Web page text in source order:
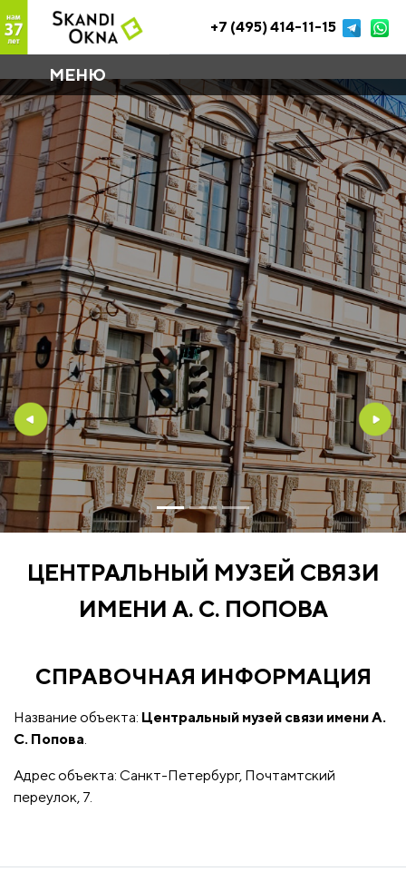
+7 (495) 414-11-15
МЕНЮ
Главная
Галерея наших работ
Наши окна в офисных зданиях и бизнес-центрах
Центральный музей связи имени А. С. Попова
Previous
ЦЕНТРАЛЬНЫЙ МУЗЕЙ СВЯЗИ
ИМЕНИ А. С. ПОПОВА
СПРАВОЧНАЯ ИНФОРМАЦИЯ
Название объекта: Центральный музей связи имени А.
С. Попова.
Адрес объекта: Санкт-Петербург, Почтамтский
переулок, 7.